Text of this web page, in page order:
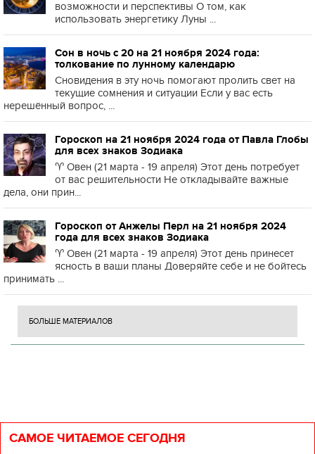
возможности и перспективы О том, как
использовать энергетику Луны ...
Сон в ночь с 20 на 21 ноября 2024 года:
толкование по лунному календарю
Сновидения в эту ночь помогают пролить свет на
текущие сомнения и ситуации Если у вас есть
нерешённый вопрос, ...
Гороскоп на 21 ноября 2024 года от Павла Глобы
для всех знаков Зодиака
♈️ Овен (21 марта - 19 апреля) Этот день потребует
от вас решительности Не откладывайте важные
дела, они прин...
Гороскоп от Анжелы Перл на 21 ноября 2024
года для всех знаков Зодиака
♈️ Овен (21 марта - 19 апреля) Этот день принесет
ясность в ваши планы Доверяйте себе и не бойтесь
принимать ...
БОЛЬШЕ МАТЕРИАЛОВ
САМОЕ ЧИТАЕМОЕ СЕГОДНЯ